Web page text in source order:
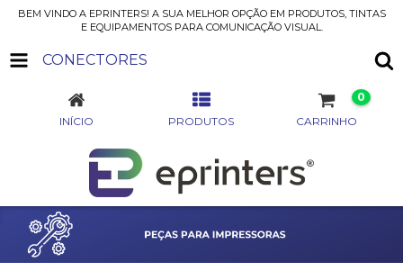
BEM VINDO A EPRINTERS! A SUA MELHOR OPÇÃO EM PRODUTOS, TINTAS
E EQUIPAMENTOS PARA COMUNICAÇÃO VISUAL.
CONECTORES
INÍCIO PRODUTOS CARRINHO
0